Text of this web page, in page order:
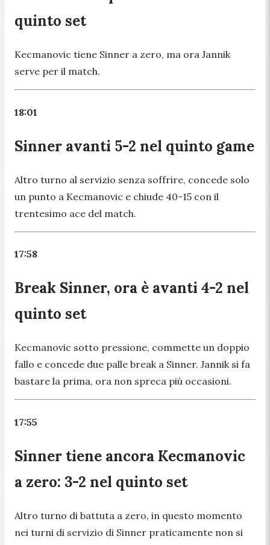
quinto set
Kecmanovic tiene Sinner a zero, ma ora Jannik
serve per il match.
18:01
Sinner avanti 5-2 nel quinto game
Altro turno al servizio senza soffrire, concede solo
un punto a Kecmanovic e chiude 40-15 con il
trentesimo ace del match.
17:58
Break Sinner, ora è avanti 4-2 nel
quinto set
Kecmanovic sotto pressione, commette un doppio
fallo e concede due palle break a Sinner. Jannik si fa
bastare la prima, ora non spreca più occasioni.
17:55
Sinner tiene ancora Kecmanovic
a zero: 3-2 nel quinto set
Altro turno di battuta a zero, in questo momento
nei turni di servizio di Sinner praticamente non si